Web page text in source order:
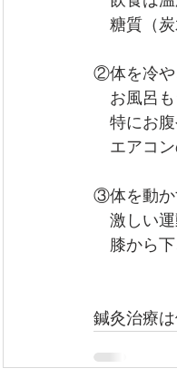
糖質（炭
②体を冷や
お風呂も
特にお腹
エアコン
③体を動か
激しい運
膝から下
鍼灸治療